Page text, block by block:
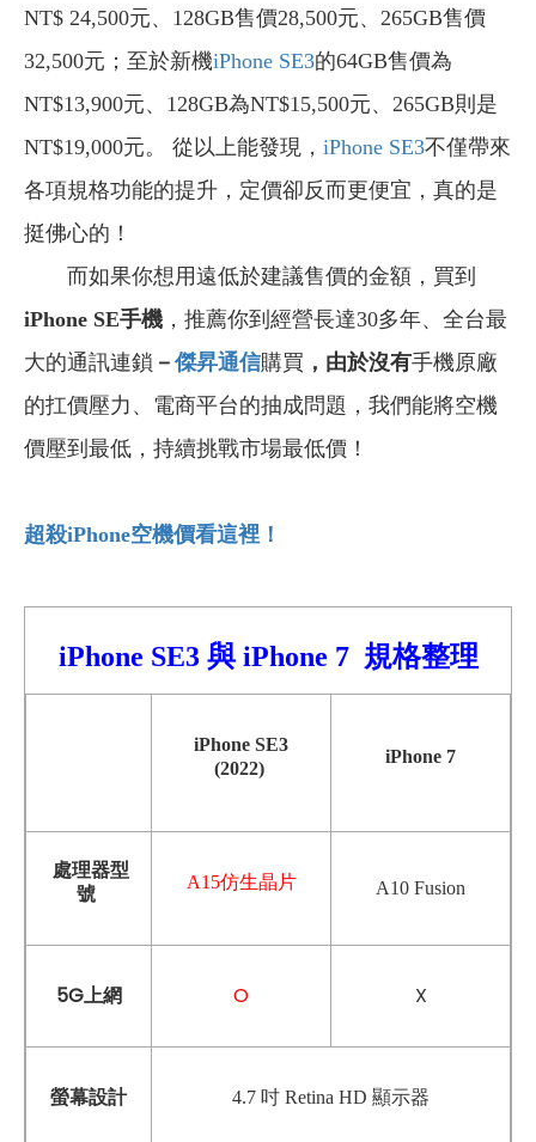
NT$ 24,500元、128GB售價28,500元、265GB售價
32,500元；至於新機iPhone SE3的64GB售價為
NT$13,900元、128GB為NT$15,500元、265GB則是
NT$19,000元。 從以上能發現， iPhone SE3不僅帶來
各項規格功能的提升，定價卻反而更便宜，真的是
挺佛心的！
而如果你想用遠低於建議售價的金額，買到
iPhone SE手機 ，推薦你到經營長達30多年、全台最
大的通訊連鎖 － 傑昇通信購買 ，由於沒有手機原廠
的扛價壓力、電商平台的抽成問題，我們能將空機
價壓到最低，持續挑戰市場最低價！
超殺iPhone空機價看這裡！
iPhone SE3 與 iPhone 7規格整理
iPhone SE3
(2022)
iPhone 7
處理器型
號
A15仿生晶片 A10 Fusion
5G上網 O X
螢幕設計 4.7 吋 Retina HD 顯示器